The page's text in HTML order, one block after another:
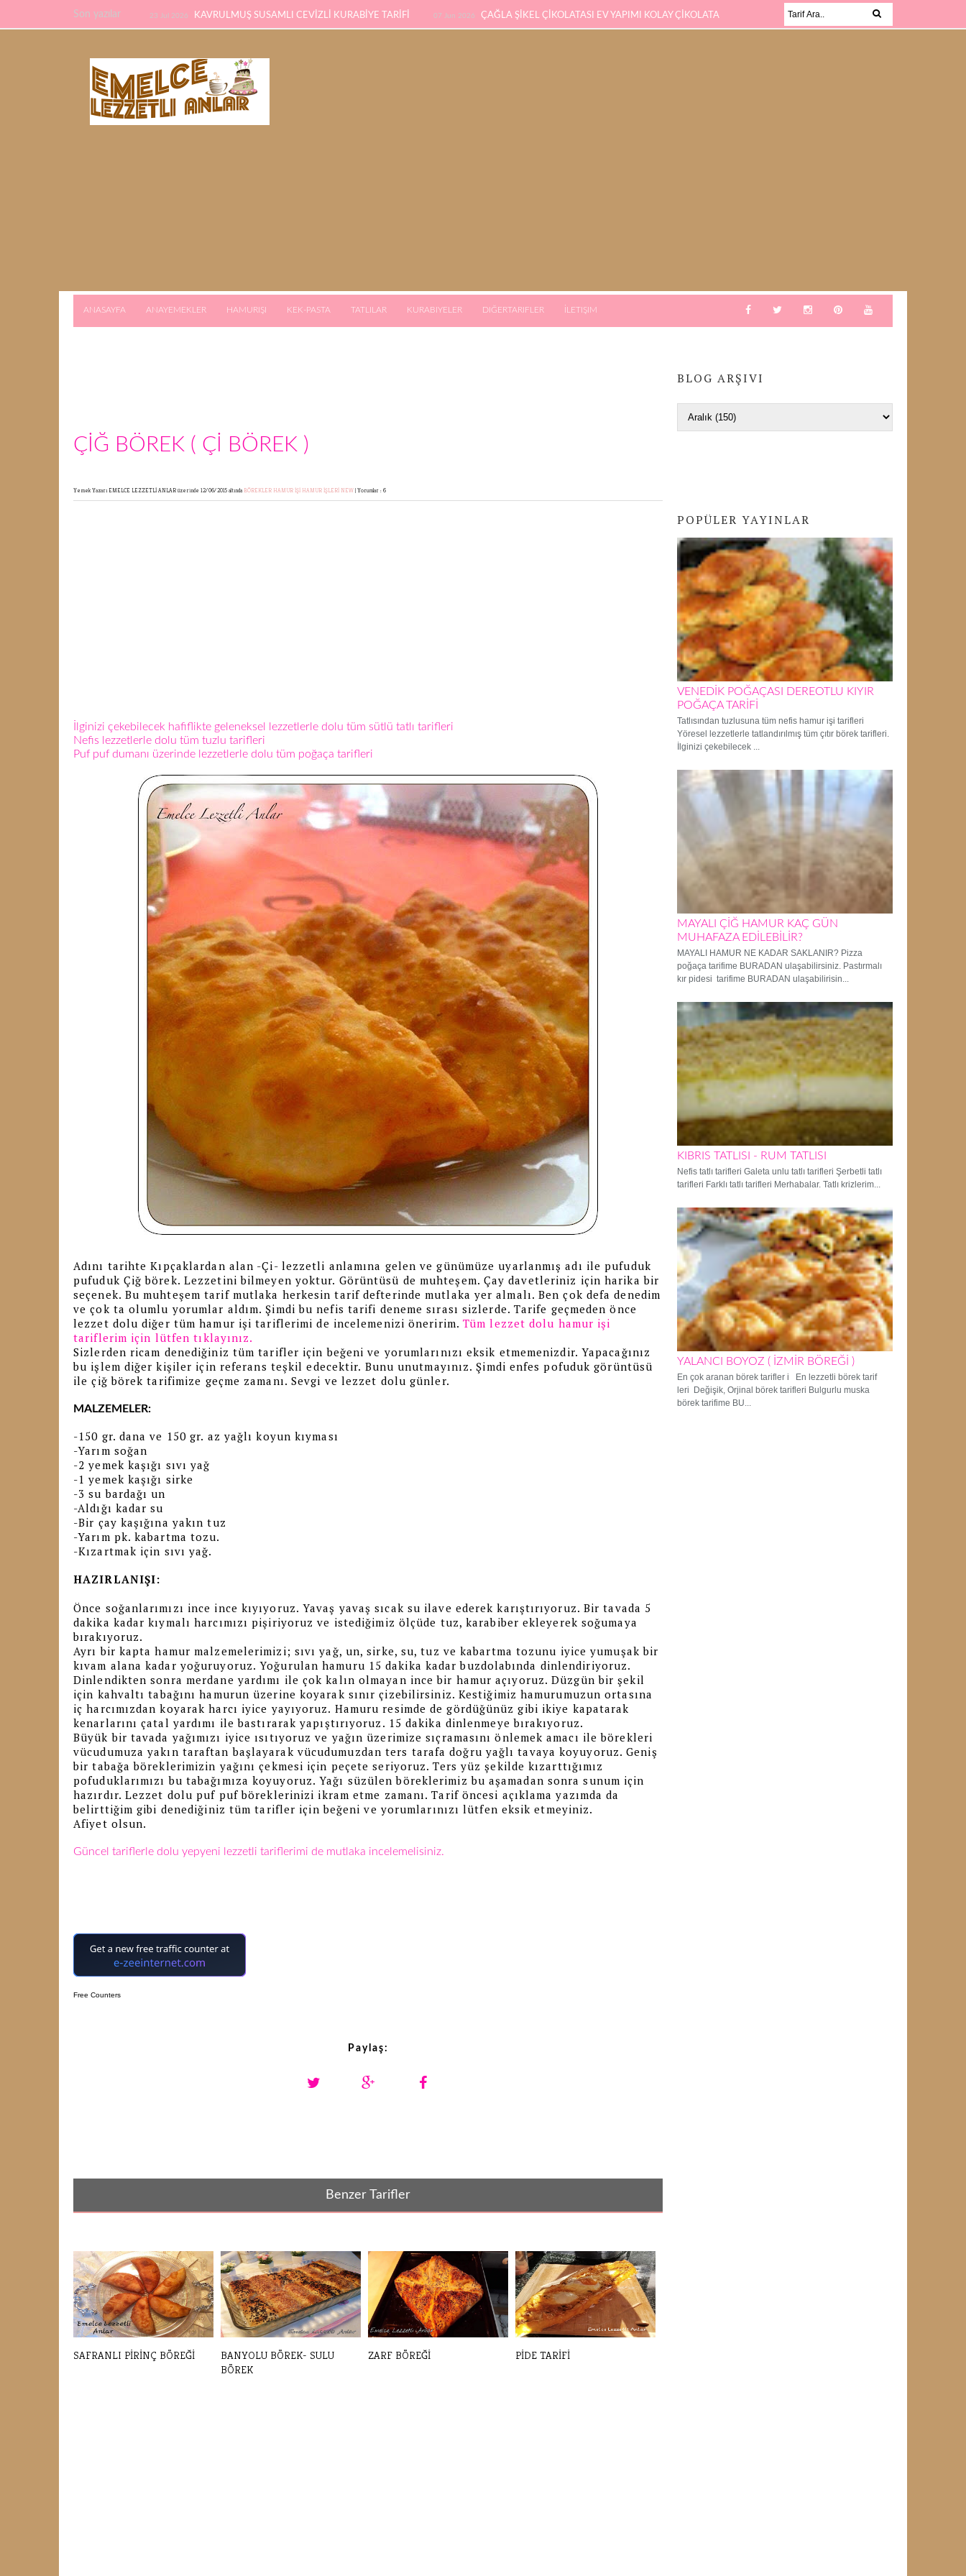
Son yazılar 23 Jul 2026 KAVRULMUŞ SUSAMLI CEVİZLİ KURABİYE TARİFİ 07 Jun 2026 ÇAĞLA ŞİKEL ÇİKOLATASI EV YAPIMI KOLAY ÇİKOLATA
ANASAYFA ANAYEMEKLER HAMURIŞI KEK-PASTA TATLILAR KURABIYELER DIĞERTARIFLER İLETIŞIM
ÇİĞ BÖREK ( Çİ BÖREK )
Yemek Yazarı EMELCE LEZZETLİ ANLARüzerinde 12/06/2015 altında BÖREKLER HAMUR İŞİ HAMUR İŞLERİ NEW | Yorumlar : 6
İlginizi çekebilecek hafiflikte geleneksel lezzetlerle dolu tüm sütlü tatlı tarifleri
Nefis lezzetlerle dolu tüm tuzlu tarifleri
Puf puf dumanı üzerinde lezzetlerle dolu tüm poğaça tarifleri
Adını tarihte Kıpçaklardan alan -Çi- lezzetli anlamına gelen ve günümüze uyarlanmış adı ile pufuduk
pufuduk Çiğ börek. Lezzetini bilmeyen yoktur. Görüntüsü de muhteşem. Çay davetleriniz için harika bir
seçenek. Bu muhteşem tarif mutlaka herkesin tarif defterinde mutlaka yer almalı. Ben çok defa denedim
ve çok ta olumlu yorumlar aldım. Şimdi bu nefis tarifi deneme sırası sizlerde. Tarife geçmeden önce
lezzet dolu diğer tüm hamur işi tariflerimi de incelemenizi öneririm.Tüm lezzet dolu hamur işi
tariflerim için lütfen tıklayınız.
Sizlerden ricam denediğiniz tüm tarifler için beğeni ve yorumlarınızı eksik etmemenizdir. Yapacağınız
bu işlem diğer kişiler için referans teşkil edecektir. Bunu unutmayınız. Şimdi enfes pofuduk görüntüsü
ile çiğ börek tarifimize geçme zamanı. Sevgi ve lezzet dolu günler.
MALZEMELER:
-150 gr. dana ve 150 gr. az yağlı koyun kıyması
-Yarım soğan
-2 yemek kaşığı sıvı yağ
-1 yemek kaşığı sirke
-3 su bardağı un
-Aldığı kadar su
-Bir çay kaşığına yakın tuz
-Yarım pk. kabartma tozu.
-Kızartmak için sıvı yağ.
HAZIRLANIŞI:
Önce soğanlarımızı ince ince kıyıyoruz. Yavaş yavaş sıcak su ilave ederek karıştırıyoruz. Bir tavada 5
dakika kadar kıymalı harcımızı pişiriyoruz ve istediğimiz ölçüde tuz, karabiber ekleyerek soğumaya
bırakıyoruz.
Ayrı bir kapta hamur malzemelerimizi; sıvı yağ, un, sirke, su, tuz ve kabartma tozunu iyice yumuşak bir
kıvam alana kadar yoğuruyoruz. Yoğurulan hamuru 15 dakika kadar buzdolabında dinlendiriyoruz.
Dinlendikten sonra merdane yardımı ile çok kalın olmayan ince bir hamur açıyoruz. Düzgün bir şekil
için kahvaltı tabağını hamurun üzerine koyarak sınır çizebilirsiniz. Kestiğimiz hamurumuzun ortasına
iç harcımızdan koyarak harcı iyice yayıyoruz. Hamuru resimde de gördüğünüz gibi ikiye kapatarak
kenarlarını çatal yardımı ile bastırarak yapıştırıyoruz. 15 dakika dinlenmeye bırakıyoruz.
Büyük bir tavada yağımızı iyice ısıtıyoruz ve yağın üzerimize sıçramasını önlemek amacı ile börekleri
vücudumuza yakın taraftan başlayarak vücudumuzdan ters tarafa doğru yağlı tavaya koyuyoruz. Geniş
bir tabağa böreklerimizin yağını çekmesi için peçete seriyoruz. Ters yüz şekilde kızarttığımız
pofuduklarımızı bu tabağımıza koyuyoruz. Yağı süzülen böreklerimiz bu aşamadan sonra sunum için
hazırdır. Lezzet dolu puf puf böreklerinizi ikram etme zamanı. Tarif öncesi açıklama yazımda da
belirttiğim gibi denediğiniz tüm tarifler için beğeni ve yorumlarınızı lütfen eksik etmeyiniz.
Afiyet olsun.
Güncel tariflerle dolu yepyeni lezzetli tariflerimi de mutlaka incelemelisiniz.
Free Counters
Paylaş:
Benzer Tarifler
SAFRANLI PİRİNÇ BÖREĞİ
BANYOLU BÖREK- SULU
BÖREK
ZARF BÖREĞİ PİDE TARİFİ
BLOG ARŞIVI
POPÜLER YAYINLAR
VENEDİK POĞAÇASI DEREOTLU KIYIR
POĞAÇA TARİFİ
Tatlısından tuzlusuna tüm nefis hamur işi tarifleri
Yöresel lezzetlerle tatlandırılmış tüm çıtır börek tarifleri.
İlginizi çekebilecek ...
MAYALI ÇİĞ HAMUR KAÇ GÜN
MUHAFAZA EDİLEBİLİR?
MAYALI HAMUR NE KADAR SAKLANIR? Pizza
poğaça tarifime BURADAN ulaşabilirsiniz. Pastırmalı
kır pidesi tarifime BURADAN ulaşabilirisin...
KIBRIS TATLISI - RUM TATLISI
Nefis tatlı tarifleri Galeta unlu tatlı tarifleri Şerbetli tatlı
tarifleri Farklı tatlı tarifleri Merhabalar. Tatlı krizlerim...
YALANCI BOYOZ ( İZMİR BÖREĞİ )
En çok aranan börek tarifler i En lezzetli börek tarif
leri Değişik, Orjinal börek tarifleri Bulgurlu muska
börek tarifime BU...